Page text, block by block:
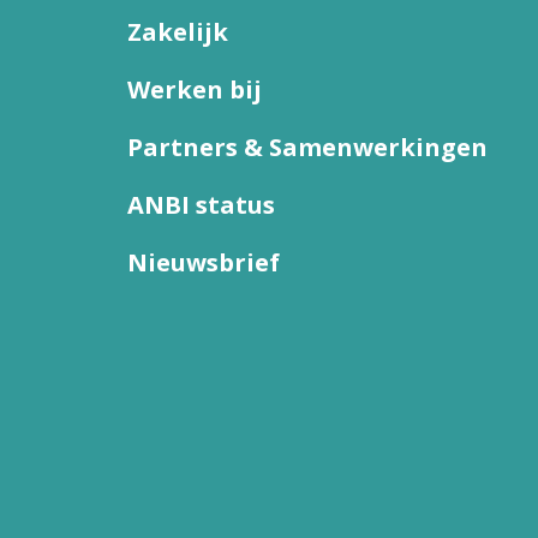
Zakelijk
Werken bij
Partners & Samenwerkingen
ANBI status
Nieuwsbrief